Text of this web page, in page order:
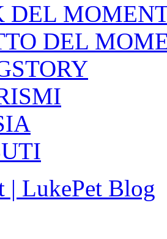
DEL
DEL
| LukePet Blog